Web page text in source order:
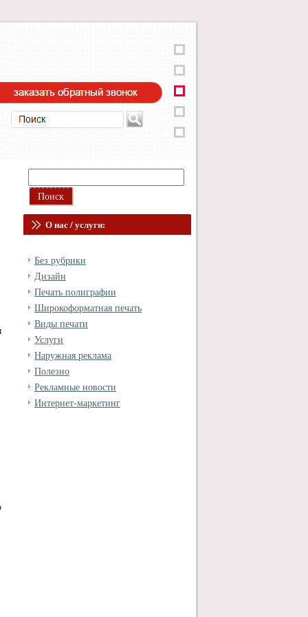
О нас / услуги:
Без рубрики
Дизайн
Печать полиграфии
Широкоформатная печать
Виды печати
Услуги
Наружная реклама
Полезно
Рекламные новости
Интернет-маркетинг